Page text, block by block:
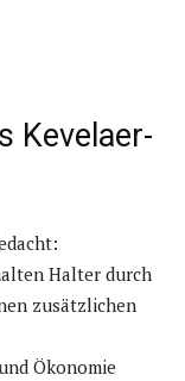
Kevelaer-
Halter durch
zusätzlichen
Ökonomie